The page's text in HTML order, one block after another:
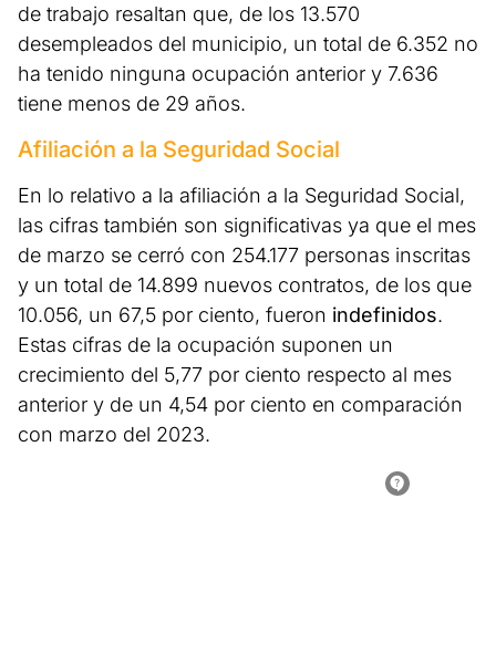
de trabajo resaltan que, de los 13.570
desempleados del municipio, un total de 6.352 no
ha tenido ninguna ocupación anterior y 7.636
tiene menos de 29 años.
Afiliación a la Seguridad Social
En lo relativo a la afiliación a la Seguridad Social,
las cifras también son significativas ya que el mes
de marzo se cerró con 254.177 personas inscritas
y un total de 14.899 nuevos contratos, de los que
10.056, un 67,5 por ciento, fueron indefinidos.
Estas cifras de la ocupación suponen un
crecimiento del 5,77 por ciento respecto al mes
anterior y de un 4,54 por ciento en comparación
con marzo del 2023.